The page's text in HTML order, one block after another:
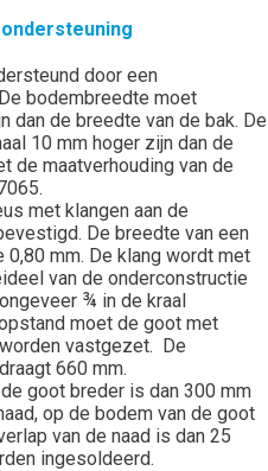
door een
bodembreedte moet
dan de breedte van de bak. De
10 mm hoger zijn dan de
de maatverhouding van de
met klangen aan de
De breedte van een
mm. De klang wordt met
van de onderconstructie
¾ in de kraal
moet de goot met
vastgezet. De
660 mm.
goot breder is dan 300 mm
op de bodem van de goot
van de naad is dan 25
ingesoldeerd.